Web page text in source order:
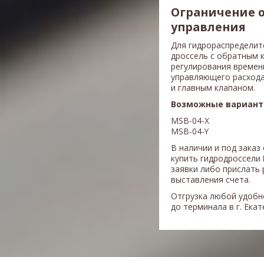
Ограничение
управления
Для
дроссель с обратным
регулирования
управляющего
и главным клапаном.
Возможные
MSB-04-X
MSB-04-Y
В наличии и под
купить гидродроссели
заявки либо
выставления счета.
Отгрузка любой
до терминала в г.